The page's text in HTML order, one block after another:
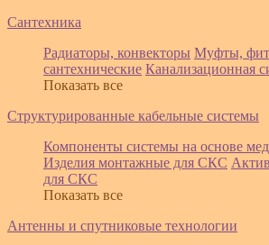
Сантехника
Радиаторы, конвекторы Муфты,
сантехнические Канализационная
Показать все
Структурированные кабельные системы
Компоненты системы на основе
Изделия монтажные для СКС
для СКС
Показать все
Антенны и спутниковые технологии